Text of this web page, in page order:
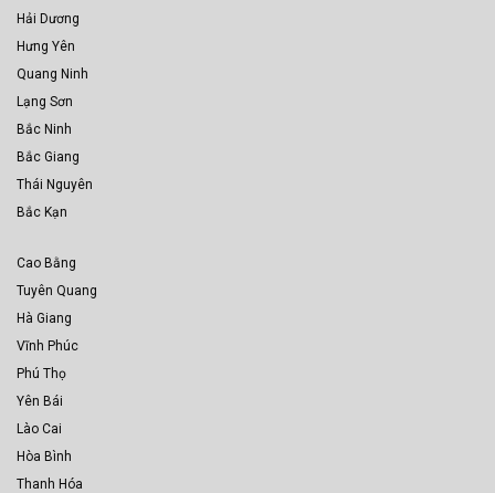
Hải Dương
Hưng Yên
Quang Ninh
Lạng Sơn
Bắc Ninh
Bắc Giang
Thái Nguyên
Bắc Kạn
Cao Bằng
Tuyên Quang
Hà Giang
Vĩnh Phúc
Phú Thọ
Yên Bái
Lào Cai
Hòa Bình
Thanh Hóa